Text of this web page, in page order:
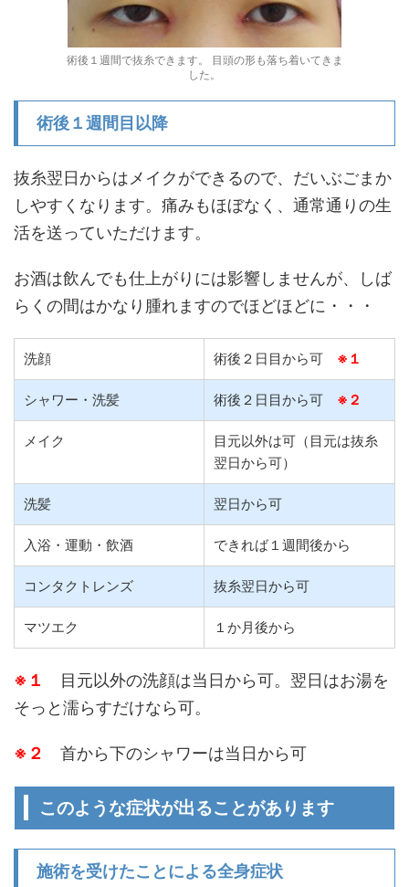
術後１週間で抜糸できます。 目頭の形も落ち着いてきま
した。
術後１週間目以降
抜糸翌日からはメイクができるので、だいぶごまか
しやすくなります。痛みもほぼなく、通常通りの生
活を送っていただけます。
お酒は飲んでも仕上がりには影響しませんが、しば
らくの間はかなり腫れますのでほどほどに・・・
洗顔 術後２日目から可 ※１
シャワー・洗髪 術後２日目から可 ※２
メイク
目元以外は可（目元は抜糸
翌日から可）
洗髪 翌日から可
入浴・運動・飲酒 できれば１週間後から
コンタクトレンズ 抜糸翌日から可
マツエク １か月後から
※１
目元以外の洗顔は当日から可。翌日はお湯を
そっと濡らすだけなら可。
※２ 首から下のシャワーは当日から可
このような症状が出ることがあります
施術を受けたことによる全身症状